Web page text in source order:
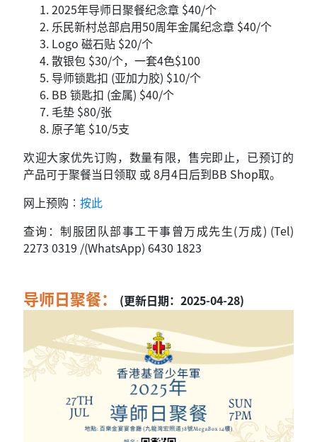
2025年导师日聚餐纪念章 $40/个
乐民新村总部启用50周年金属纪念章 $40/个
Logo 磁石贴 $20/个
散银包 $30/个，一套4色$100
导师锁匙扣 (亚加力胶) $10/个
BB 锁匙扣 (金属) $40/个
毛垫 $80/张
原子笔 $10/5支
欢迎大家优先订购，数量有限，售完即止，已预订的
产品可于聚餐当日领取 或 8月4日后到BB​​ Shop取。
网上预购︰ 按此
查询：制服团队部事工干事曾万成先生(万成) (Tel)
2273 0319 /(WhatsApp) 6430 1823
导师日聚餐： (更新日期：2025-04-28)